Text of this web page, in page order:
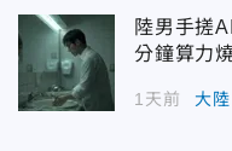
陸男手搓
分鐘算力
1天前 大陸